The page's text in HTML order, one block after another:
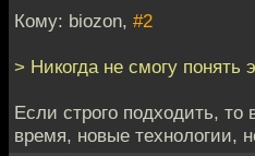
Кому: biozon, #2
> Никогда не смогу понять
Если строго подходить,
время, новые технологии,